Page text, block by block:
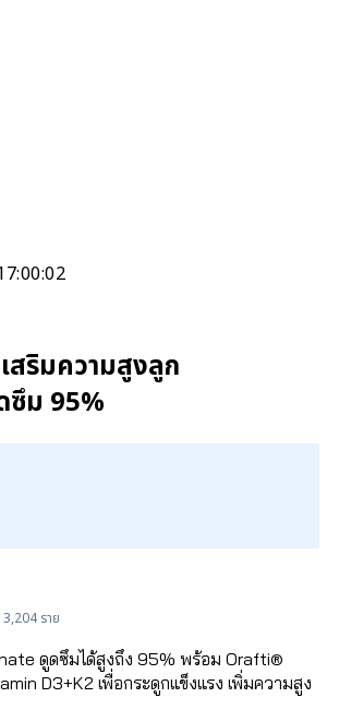
:00:01
สริมความสูงลูก
ซึม 95%
ราย
ดูดซึมได้สูงถึง 95% พร้อม Orafti®
D3+K2 เพื่อกระดูกแข็งแรง เพิ่มความสูง